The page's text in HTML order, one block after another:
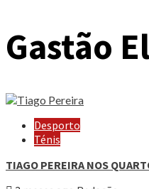
Gastão
Desporto
Ténis
TIAGO PEREIRA NOS